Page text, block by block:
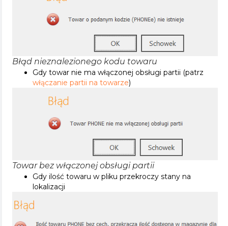
Błąd nieznalezionego kodu towaru
Gdy towar nie ma włączonej obsługi partii (patrz
włączanie partii na towarze)
Towar bez włączonej obsługi partii
Gdy ilość towaru w pliku przekroczy stany na
lokalizacji